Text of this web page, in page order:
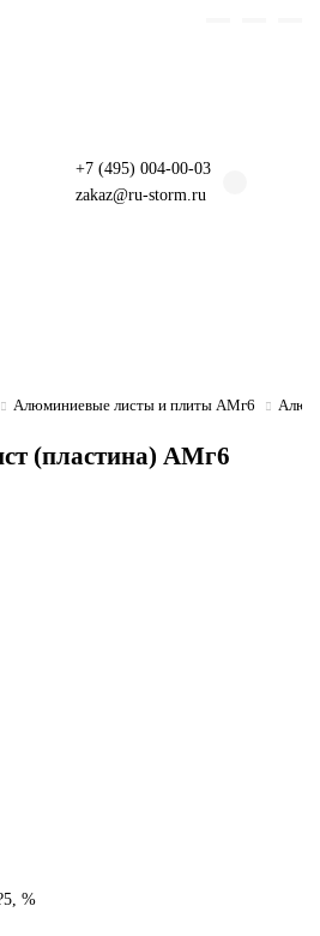
+7 (495) 004-00-03
zakaz@ru-storm.ru
Алюминиевые листы и плиты АМг6
(пластина) АМг6
%